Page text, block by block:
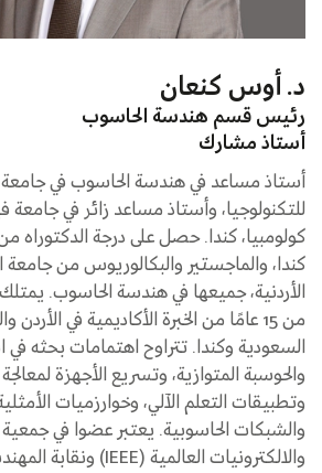
د. أوس كنعان
رئيس قسم هندسة الحاسوب
أستاذ مشارك
أستاذ مساعد في هندسة الحاسوب في جامعة
للتكنولوجيا، وأستاذ مساعد زائر في
كولومبيا، كندا. حصل على درجة الدكتوراه
كندا، والماجستير والبكالوريوس من جامعة
الأردنية، جميعها في هندسة الحاسوب. يمتلك
من 15 عامًا من الخبرة الأكاديمية في
السعودية وكندا. تتراوح اهتمامات بحثه في
والحوسبة المتوازية، وتسريع الأجهزة
وتطبيقات التعلم الآلي، وخوارزميات
والشبكات الحاسوبية. يعتبر عضوا في
والالكترونيات العالمية (IEEE) ونقابة المهندسين الأردنية.